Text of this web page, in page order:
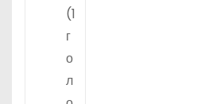
(1
г
о
л